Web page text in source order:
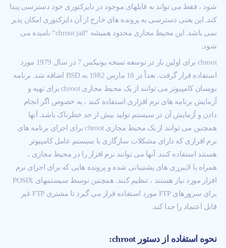
شود ، فقط می تواند به فایلهای موجود در دایرکتوری خود دسترسی پیدا
کند. این یعنی دسترسی به پرونده های خارج از آن دایرکتوری امکان پذیر
نمی باشد. این محیط مجازی محدود همیشه “chroot jail” نامیده می
شود.
chroot برای اولین بار در توسعه نسخه یونیکس 7 در سال 1979 مورد
استفاده قرار گرفت. بعداً در 18 مارس 1982 به BSD اضافه شد. برنامه
نویسان کامپیوتر می توانند از یک محیط مجازی chroot برای تهیه و
آزمایش برنامه های نرم افزاری استفاده کنند ، به خصوص اگر انجام
دادن و آزمایش آن در سیستم تولید بیش از حد خطرناک باشد. آنها
همچنین می توانند از یک محیط مجازی chroot برای اجرای برنامه های
نرم افزاری که دارای مشکلات سازگاری با سیستم عامل کامپیوتر
هستند استفاده کنند. آنها می توانند نرم افزار را در محیط مجازی ،
همراه با لایبرری های پشتیبانی شده و پرونده هایی که برای اجرای نرم
افزار مورد نیاز هستند ، تنظیم کنند. همچنین توسط سیستمهای POSIX
برای سرورهای FTP مورد استفاده قرار می گیرد تا مشتری FTP غیر
قابل اعتماد را جدا کند.
نحوه استفاده از دستور chroot: